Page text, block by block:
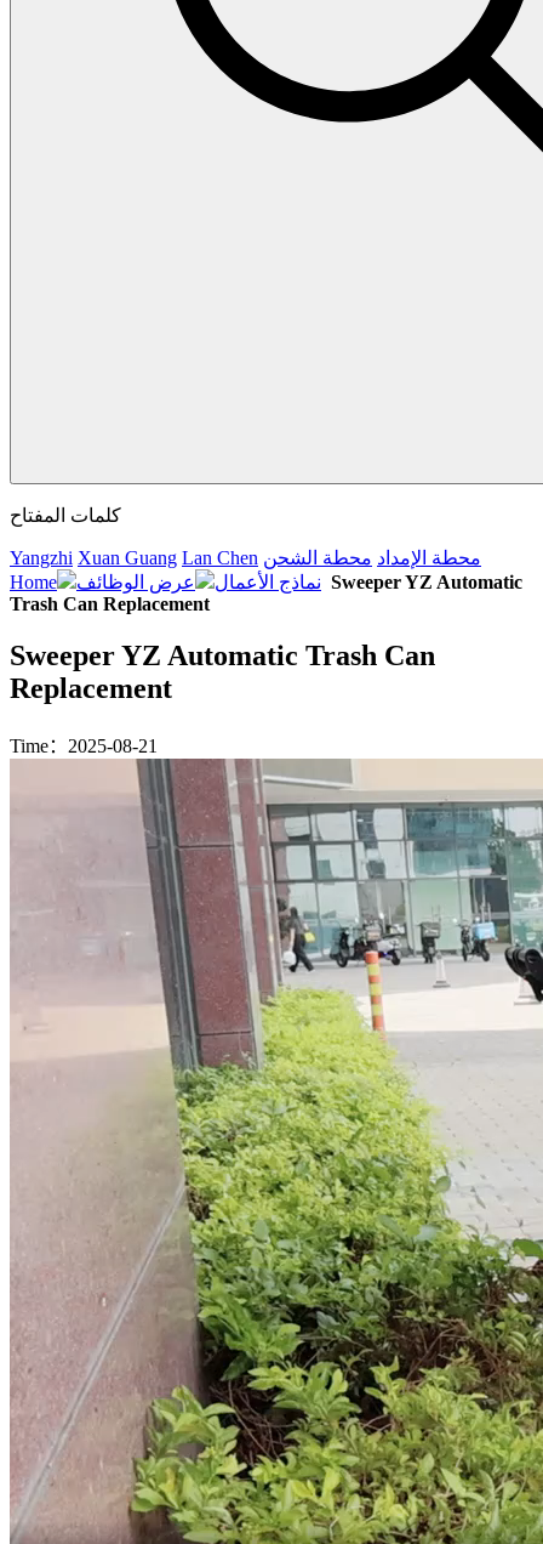
كلمات المفتاح
Yangzhi Xuan Guang Lan Chen محطة الإمداد محطة الشحن
Home
نماذج الأعمال عرض الوظائف
Sweeper YZ Automatic
Trash Can Replacement
Sweeper YZ Automatic Trash Can
Replacement
Time：2025-08-21